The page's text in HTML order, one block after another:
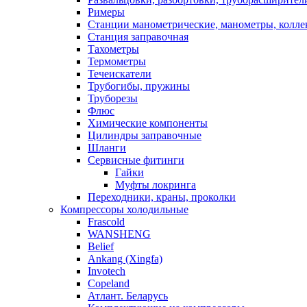
Римеры
Станции манометрические, манометры,
Станция заправочная
Тахометры
Термометры
Течеискатели
Трубогибы, пружины
Труборезы
Флюс
Химические компоненты
Цилиндры заправочные
Шланги
Сервисные фитинги
Гайки
Муфты локринга
Переходники, краны, проколки
Компрессоры холодильные
Frascold
WANSHENG
Belief
Ankang (Xingfa)
Invotech
Copeland
Атлант. Беларусь